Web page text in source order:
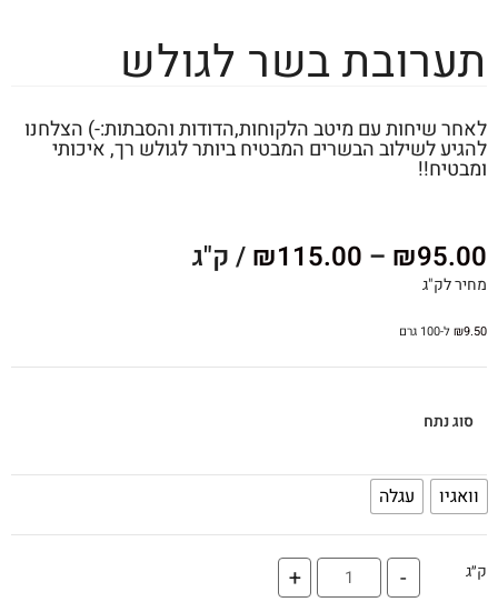
תערובת בשר לגולש
לאחר שיחות עם מיטב הלקוחות,הדודות והסבתות:-) הצלחנו
להגיע לשילוב הבשרים המבטיח ביותר לגולש רך, איכותי
ומבטיח!!
₪95.00
–
₪115.00 / ק"ג
מחיר לק"ג
₪9.50 ל-100 גרם
סוג נתח
וואגיו עגלה
ק״ג -
+